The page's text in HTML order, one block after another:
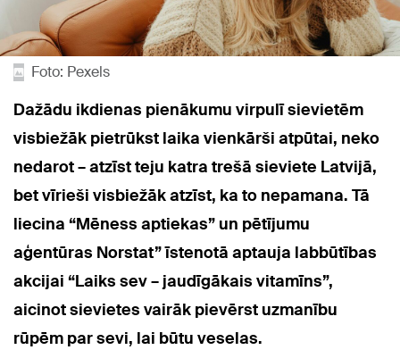
Foto: Pexels
Dažādu ikdienas pienākumu virpulī sievietēm
visbiežāk pietrūkst laika vienkārši atpūtai, neko
nedarot – atzīst teju katra trešā sieviete Latvijā,
bet vīrieši visbiežāk atzīst, ka to nepamana. Tā
liecina “Mēness aptiekas” un pētījumu
aģentūras Norstat” īstenotā aptauja labbūtības
akcijai “Laiks sev – jaudīgākais vitamīns”,
aicinot sievietes vairāk pievērst uzmanību
rūpēm par sevi, lai būtu veselas.